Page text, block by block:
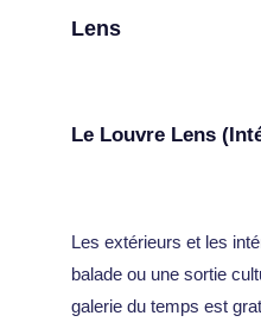
Lens
Le Louvre Lens
Les extérieurs et les
balade ou une sortie
galerie du temps est